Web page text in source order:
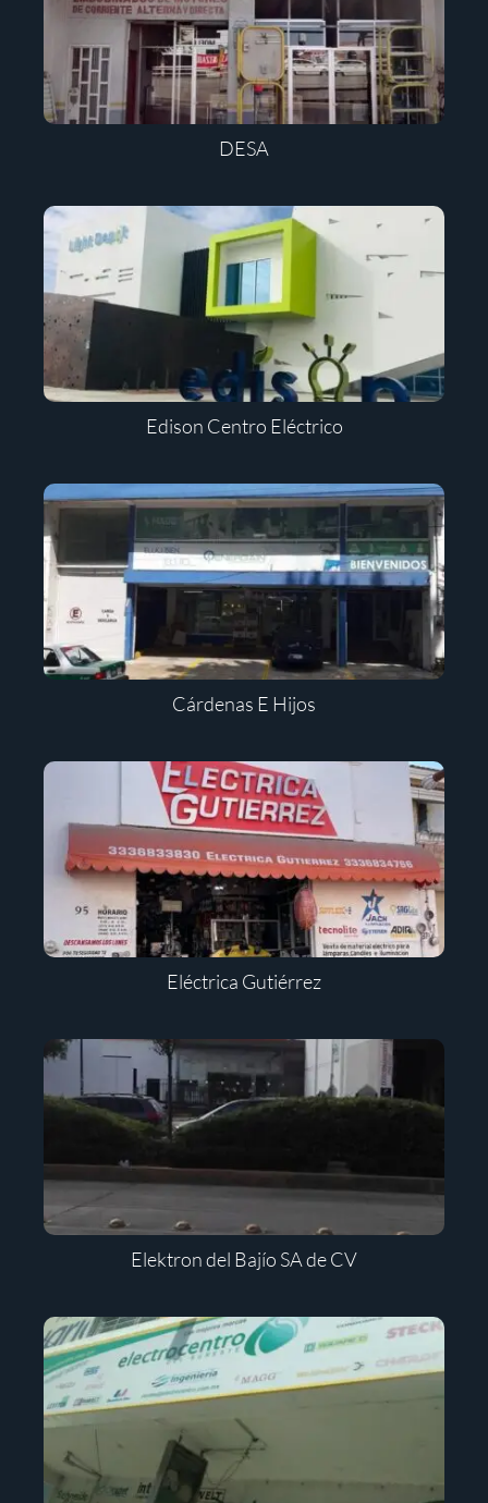
DESA
Edison Centro Eléctrico
Cárdenas E Hijos
Eléctrica Gutiérrez
Elektron del Bajío SA de CV